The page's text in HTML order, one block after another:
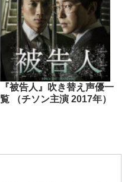
『被告人』吹き替え声優一
覧 （チソン主演 2017年）